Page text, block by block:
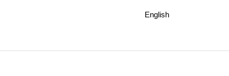
English